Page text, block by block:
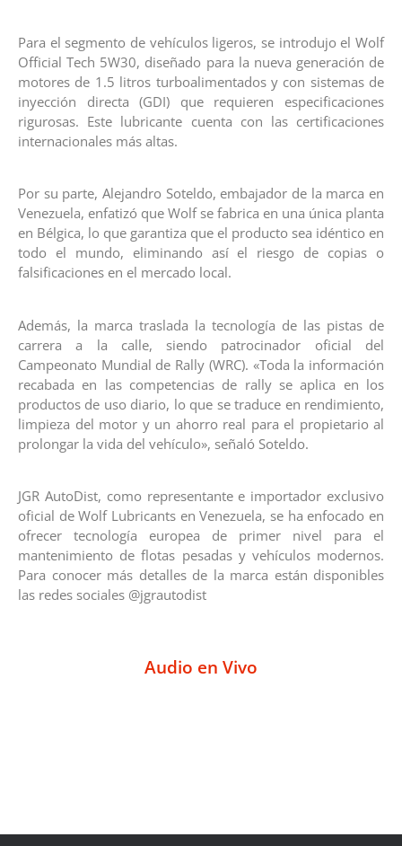
Para el segmento de vehículos ligeros, se introdujo el Wolf
Official Tech 5W30, diseñado para la nueva generación de
motores de 1.5 litros turboalimentados y con sistemas de
inyección directa (GDI) que requieren especificaciones
rigurosas. Este lubricante cuenta con las certificaciones
internacionales más altas.
Por su parte, Alejandro Soteldo, embajador de la marca en
Venezuela, enfatizó que Wolf se fabrica en una única planta
en Bélgica, lo que garantiza que el producto sea idéntico en
todo el mundo, eliminando así el riesgo de copias o
falsificaciones en el mercado local.
Además, la marca traslada la tecnología de las pistas de
carrera a la calle, siendo patrocinador oficial del
Campeonato Mundial de Rally (WRC). «Toda la información
recabada en las competencias de rally se aplica en los
productos de uso diario, lo que se traduce en rendimiento,
limpieza del motor y un ahorro real para el propietario al
prolongar la vida del vehículo», señaló Soteldo.
JGR AutoDist, como representante e importador exclusivo
oficial de Wolf Lubricants en Venezuela, se ha enfocado en
ofrecer tecnología europea de primer nivel para el
mantenimiento de flotas pesadas y vehículos modernos.
Para conocer más detalles de la marca están disponibles
las redes sociales @jgrautodist
Audio en Vivo